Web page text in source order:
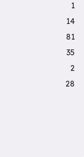
1
14
81
35
2
28